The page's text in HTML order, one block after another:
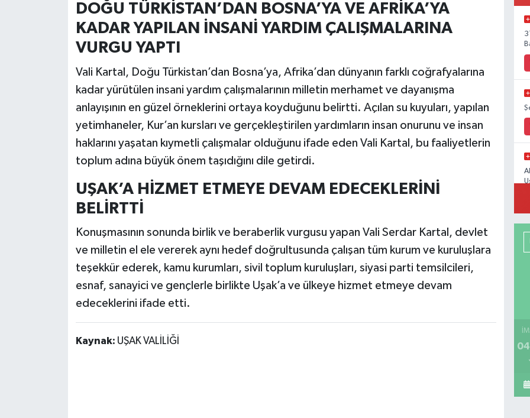
DOĞU TÜRKİSTAN’DAN BOSNA’YA VE AFRİKA’YA
KADAR YAPILAN İNSANİ YARDIM ÇALIŞMALARINA
VURGU YAPTI
Vali Kartal, Doğu Türkistan’dan Bosna’ya, Afrika’dan dünyanın farklı coğrafyalarına
kadar yürütülen insani yardım çalışmalarının milletin merhamet ve dayanışma
anlayışının en güzel örneklerini ortaya koyduğunu belirtti. Açılan su kuyuları, yapılan
yetimhaneler, Kur’an kursları ve gerçekleştirilen yardımların insan onurunu ve insan
haklarını yaşatan kıymetli çalışmalar olduğunu ifade eden Vali Kartal, bu faaliyetlerin
toplum adına büyük önem taşıdığını dile getirdi.
UŞAK’A HİZMET ETMEYE DEVAM EDECEKLERİNİ
BELİRTTİ
Konuşmasının sonunda birlik ve beraberlik vurgusu yapan Vali Serdar Kartal, devlet
ve milletin el ele vererek aynı hedef doğrultusunda çalışan tüm kurum ve kuruluşlara
teşekkür ederek, kamu kurumları, sivil toplum kuruluşları, siyasi parti temsilcileri,
esnaf, sanayici ve gençlerle birlikte Uşak’a ve ülkeye hizmet etmeye devam
edeceklerini ifade etti.
Kaynak: UŞAK VALİLİĞİ